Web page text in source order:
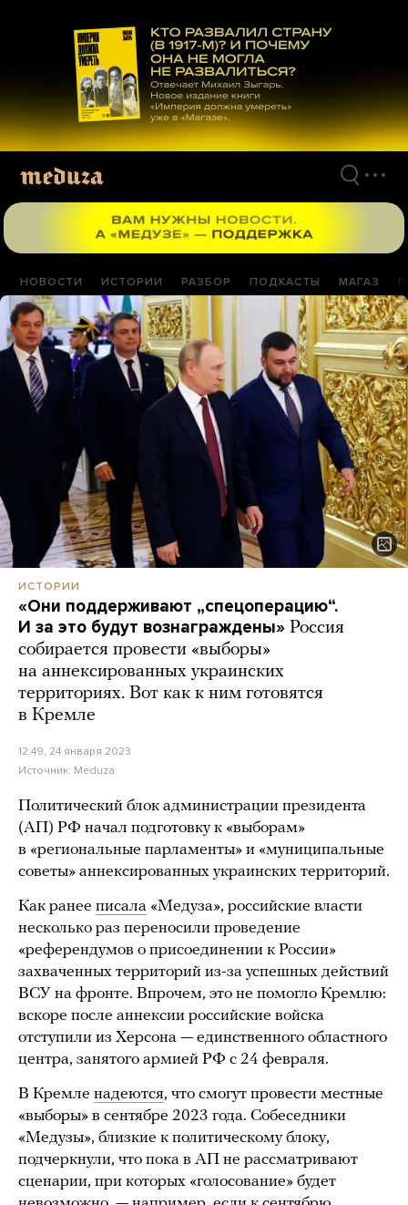
материалам
НОВОСТИ ИСТОРИИ РАЗБОР ПОДКАСТЫ МАГАЗ
ИСТОРИИ
«Они поддерживают „спецоперацию“.
И за это будут вознаграждены» Россия
собирается провести «выборы»
на аннексированных украинских
территориях. Вот как к ним готовятся
в Кремле
12:49, 24 января 2023
Источник: Meduza
Политический блок администрации президента
(АП) РФ начал подготовку к «выборам»
в «региональные парламенты» и «муниципальные
советы» аннексированных украинских территорий.
Как ранее писала «Медуза», российские власти
несколько раз переносили проведение
«референдумов о присоединении к России»
захваченных территорий из-за успешных действий
ВСУ на фронте. Впрочем, это не помогло Кремлю:
вскоре после аннексии российские войска
отступили из Херсона — единственного областного
центра, занятого армией РФ с 24 февраля.
В Кремле надеются, что смогут провести местные
«выборы» в сентябре 2023 года. Собеседники
«Медузы», близкие к политическому блоку,
подчеркнули, что пока в АП не рассматривают
сценарии, при которых «голосование» будет